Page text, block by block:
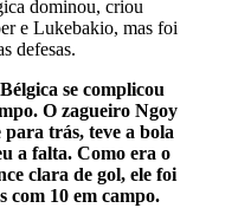
dominou, criou
e Lukebakio, mas foi
defesas.
se complicou
O zagueiro Ngoy
para trás, teve a bola
a falta. Como era o
clara de gol, ele foi
com 10 em campo.